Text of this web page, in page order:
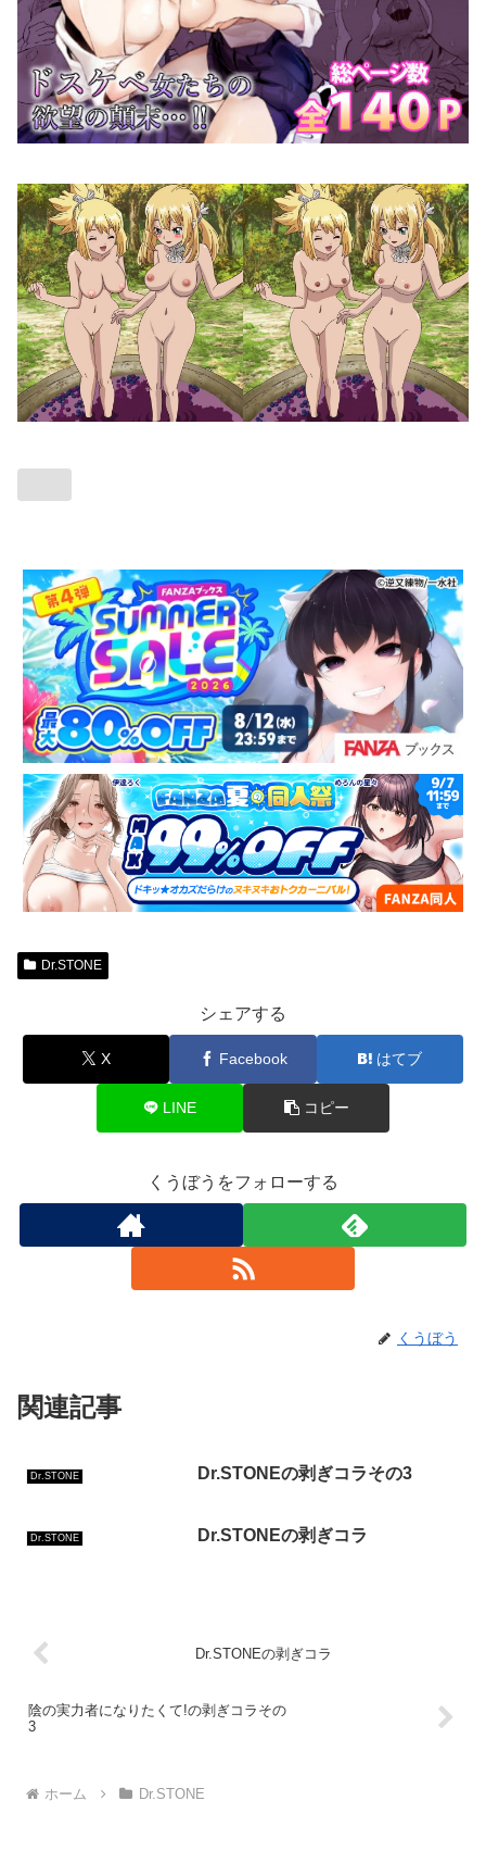
Dr.STONE
シェアする
X Facebook はてブ
LINE コピー
くうぼうをフォローする
くうぼう
関連記事
Dr.STONE Dr.STONEの剥ぎコラその3
Dr.STONE Dr.STONEの剥ぎコラ
Dr.STONEの剥ぎコラ
陰の実力者になりたくて!の剥ぎコラその
3
ホーム Dr.STONE